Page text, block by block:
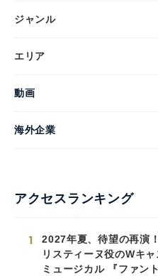
ジャンル
エリア
動画
海外企業
アクセスランキング
1
2027年夏、待望の再演
リスティーヌ役のWキ
ミュージカル 『ファント